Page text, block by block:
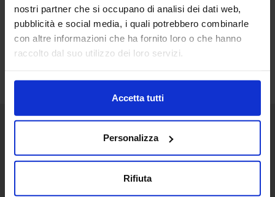
nostri partner che si occupano di analisi dei dati web,
pubblicità e social media, i quali potrebbero combinarle
con altre informazioni che ha fornito loro o che hanno
raccolto dal suo utilizzo dei loro servizi.
Accetta tutti
Personalizza
Rifiuta
25
Lug
Senaf srl
Via Eritrea 21/A
20157 | Milano | Italia